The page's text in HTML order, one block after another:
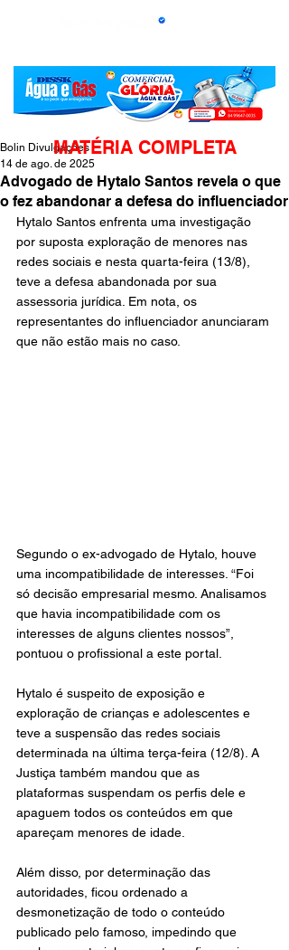
Advogado de Hytalo Santos revela o que
o fez abandonar a defesa do influenciador
Bolin Divulgações
14 de ago. de 2025
Hytalo Santos enfrenta uma investigação
por suposta exploração de menores nas
redes sociais e nesta quarta-feira (13/8),
teve a defesa abandonada por sua
assessoria jurídica. Em nota, os
representantes do influenciador anunciaram
que não estão mais no caso.
Segundo o ex-advogado de Hytalo, houve
uma incompatibilidade de interesses. “Foi
só decisão empresarial mesmo. Analisamos
que havia incompatibilidade com os
interesses de alguns clientes nossos”,
pontuou o profissional a este portal.
Hytalo é suspeito de exposição e
exploração de crianças e adolescentes e
teve a suspensão das redes sociais
determinada na última terça-feira (12/8). A
Justiça também mandou que as
plataformas suspendam os perfis dele e
apaguem todos os conteúdos em que
apareçam menores de idade.
Além disso, por determinação das
autoridades, ficou ordenado a
desmonetização de todo o conteúdo
publicado pelo famoso, impedindo que
MATÉRIA COMPLETA